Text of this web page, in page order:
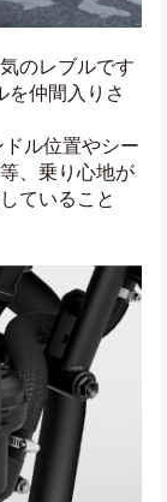
のレブルです
を仲間入りさ
ル位置やシー
、乗り心地が
ていること